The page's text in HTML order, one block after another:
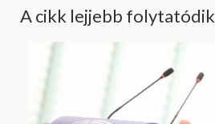
A cikk lejjebb folytatódik